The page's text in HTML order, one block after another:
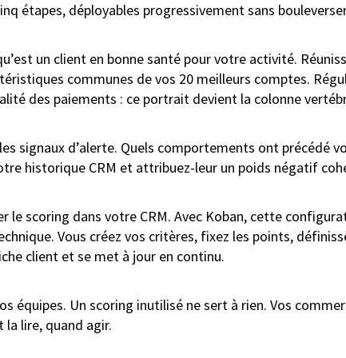
étapes, déployables progressivement sans
un client en bonne santé pour votre activité.
communes de vos 20 meilleurs comptes.
des paiements : ce portrait devient la colonne
signaux d’alerte. Quels comportements ont précédé
historique CRM et attribuez-leur un poids négatif
le scoring dans votre CRM. Avec Koban, cette
Vous créez vos critères, fixez les points,
client et se met à jour en continu.
équipes. Un scoring inutilisé ne sert à rien. Vos
lire, quand agir.